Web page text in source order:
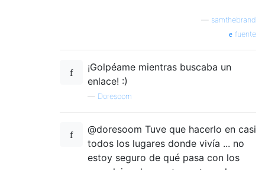
samthebrand
fuente
¡Golpéame mientras buscaba un
enlace! :)
— Doresoom
@doresoom Tuve que hacerlo en casi
todos los lugares donde vivía ... no
estoy seguro de qué pasa con los